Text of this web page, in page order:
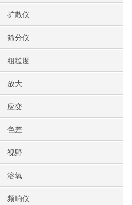
扩散仪
筛分仪
粗糙度
放大
应变
色差
视野
溶氧
频响仪